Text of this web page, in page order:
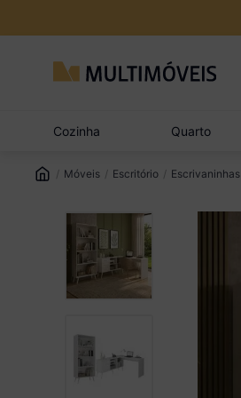
Cozinha Quarto
Móveis Escritório Escrivaninhas